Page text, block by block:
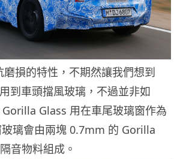
損的特性，不期然讓我們想到
到車頭擋風玻璃，不過並非如
Glass 用在車尾玻璃窗作為
璃會由兩塊 0.7mm 的 Gorilla
音物料組成。